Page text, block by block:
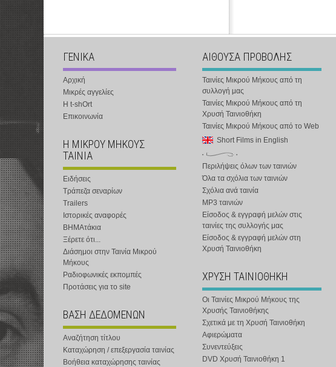
ΓΕΝΙΚΑ
Αρχική
Μικρές αγγελίες
Η t-shOrt
Επικοινωνία
Η ΜΙΚΡΟΥ ΜΗΚΟΥΣ
ΤΑΙΝΙΑ
Ειδήσεις
Τράπεζα σεναρίων
Trailers
Ιστορικές αναφορές
ΒΗΜΑτάκια
Ξέρετε ότι...
Διάσημοι στην Ταινία Μικρού
Μήκους
Ραδιοφωνικές εκπομπές
Προτάσεις για το site
ΒΑΣΗ ΔΕΔΟΜΕΝΩΝ
Αναζήτηση τίτλου
Καταχώρηση / επεξεργασία ταινίας
Βοήθεια καταχώρησης ταινίας
ΑΙΘΟΥΣΑ ΠΡΟΒΟΛΗΣ
Ταινίες Μικρού Μήκους από τη
συλλογή μας
Ταινίες Μικρού Μήκους από τη
Χρυσή Ταινιοθήκη
Ταινίες Μικρού Μήκους από το Web
Short Films in English
Περιλήψεις όλων των ταινιών
Όλα τα σχόλια των ταινιών
Σχόλια ανά ταινία
MP3 ταινιών
Είσοδος & εγγραφή μελών στις
ταινίες της συλλογής μας
Είσοδος & εγγραφή μελών στη
Χρυσή Ταινιοθήκη
ΧΡΥΣΗ ΤΑΙΝΙΟΘΗΚΗ
Οι Ταινίες Μικρού Μήκους της
Χρυσής Ταινιοθήκης
Σχετικά με τη Χρυσή Ταινιοθήκη
Αφιερώματα
Συνεντεύξεις
DVD Χρυσή Ταινιοθήκη 1